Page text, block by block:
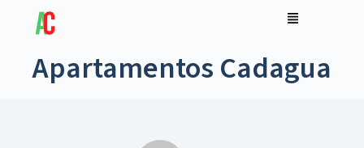
Apartamentos Cadagua